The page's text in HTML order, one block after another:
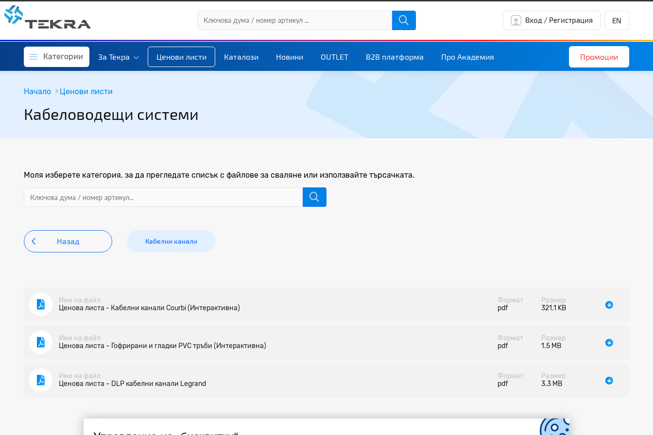
Вход / Регистрация EN
Категории За Текра Ценови листи Каталози Новини OUTLET B2B платформа Про Академия Промоции
Начало Ценови листи
Кабеловодещи системи
Моля изберете категория, за да прегледате списък с файлове за сваляне или използвайте търсачката.
Назад Кабелни канали
Име на файл
Ценова листа - Кабелни канали Courbi (Интерактивна)
Формат
pdf
Размер
321.1 KB
Име на файл
Ценова листа – Гофрирани и гладки PVC тръби (Интерактивна)
Формат
pdf
Размер
1.5 MB
Име на файл
Ценова листа – DLP кабелни канали Legrand
Формат
pdf
Размер
3.3 MB